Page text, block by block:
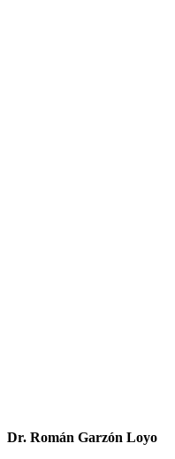
Dr. Román Garzón Loyo